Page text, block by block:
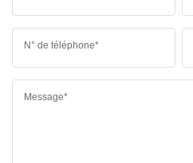
N° de téléphone*
Message*